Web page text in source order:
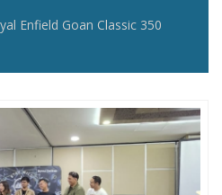
Enfield Goan Classic 350